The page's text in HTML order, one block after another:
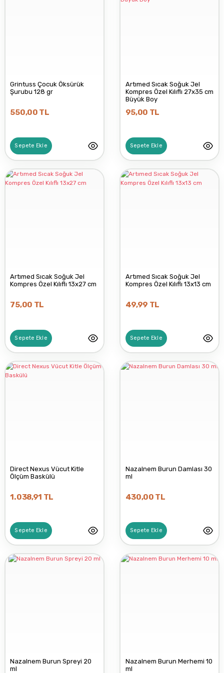
ŞANLI İLAÇ
Grintuss Çocuk Öksürük
Şurubu 128 gr
550,00 TL
Sepete Ekle
Artımed Sıcak Soğuk Jel
Kompres Özel Kılıflı 27x35 cm
Büyük Boy
95,00 TL
Sepete Ekle
Artımed Sıcak Soğuk Jel
Kompres Özel Kılıflı 13x27 cm
75,00 TL
Sepete Ekle
Artımed Sıcak Soğuk Jel
Kompres Özel Kılıflı 13x13 cm
49,99 TL
Sepete Ekle
Direct Nexus Vücut Kitle
Ölçüm Baskülü
1.038,91 TL
Sepete Ekle
Nazalnem Burun Damlası 30
ml
430,00 TL
Sepete Ekle
Nazalnem Burun Spreyi 20
ml
Nazalnem Burun Merhemi 10
ml